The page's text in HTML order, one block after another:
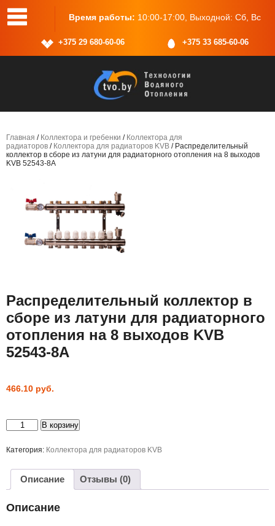
17:00, Выходной: Сб, Вс Адрес:г.Минск, ул.Васнецова,
+375 29 680-60-06 +375 33 685-60-06
Главная / Коллектора и гребенки / Коллектора для
радиаторов / Коллектора для радиаторов KVB / Распределительный
коллектор в сборе из латуни для радиаторного отопления на 8 выходов
KVB 52543-8A
Распределительный коллектор в
сборе из латуни для радиаторного
отопления на 8 выходов KVB
52543-8A
466.10 руб.
Количество
товара
коллектор
латуни
для
отопления
В корзину
Категория: Коллектора для радиаторов KVB
Описание Отзывы (0)
Описание